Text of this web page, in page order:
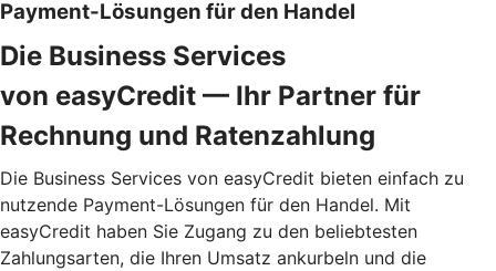
Payment-Lösungen für den Handel
Die Business Services
von easyCredit — Ihr Partner für
Rechnung und Ratenzahlung
Die Business Services von easyCredit bieten einfach zu
nutzende Payment-Lösungen für den Handel. Mit
easyCredit haben Sie Zugang zu den beliebtesten
Zahlungsarten, die Ihren Umsatz ankurbeln und die